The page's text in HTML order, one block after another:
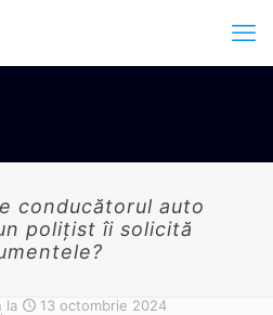
conducătorul auto
polițist îi solicită
la 13 octombrie 2024